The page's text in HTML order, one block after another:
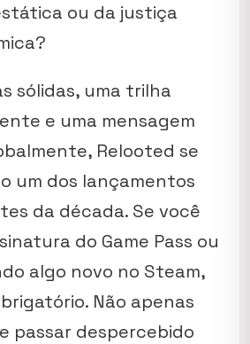
ou da justiça
sólidas, uma trilha
e uma mensagem
Relooted se
um dos lançamentos
da década. Se você
do Game Pass ou
algo novo no Steam,
Não apenas
passar despercebido